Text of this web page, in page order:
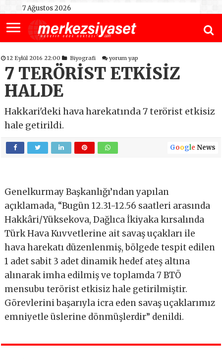
7 Ağustos 2026
12 Eylül 2016 22:00 Biyografi yorum yap
7 TERÖRİST ETKİSİZ
HALDE
Hakkari'deki hava harekatında 7 terörist etkisiz
hale getirildi.
Google News
Genelkurmay Başkanlığı’ndan yapılan
açıklamada, “Bugün 12.31-12.56 saatleri arasında
Hakkâri/Yüksekova, Dağlıca İkiyaka kırsalında
Türk Hava Kuvvetlerine ait savaş uçakları ile
hava harekatı düzenlenmiş, bölgede tespit edilen
1 adet sabit 3 adet dinamik hedef ateş altına
alınarak imha edilmiş ve toplamda 7 BTÖ
mensubu terörist etkisiz hale getirilmiştir.
Görevlerini başarıyla icra eden savaş uçaklarımız
emniyetle üslerine dönmüşlerdir” denildi.